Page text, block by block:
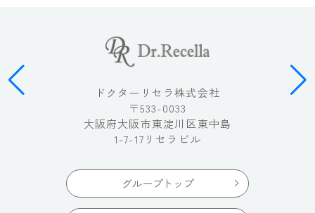
ドクターリセラ株式会社
〒533-0033
大阪府大阪市東淀川区東中島
1-7-17リセラビル
グループトップ